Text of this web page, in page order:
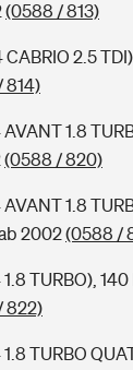
(0588 / 813)
2.5
814)
1.8
(0588 / 820)
1.8
2002(0588 /
TURBO),
822)
TURBO